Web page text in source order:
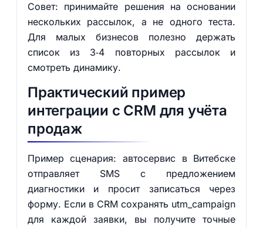
Совет: принимайте решения на основании
нескольких рассылок, а не одного теста.
Для малых бизнесов полезно держать
список из 3‑4 повторных рассылок и
смотреть динамику.
Практический пример
интеграции с CRM для учёта
продаж
Пример сценария: автосервис в Витебске
отправляет SMS с предложением
диагностики и просит записаться через
форму. Если в CRM сохранять utm_campaign
для каждой заявки, вы получите точные